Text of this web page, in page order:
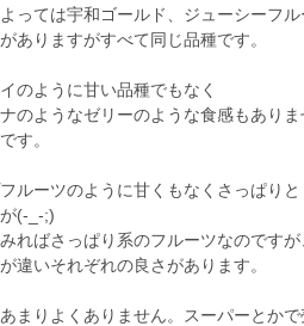
っては宇和ゴールド、ジューシーフ
ありますがすべて同じ品種です。
のように甘い品種でもなく
のようなゼリーのような食感もありま
す。
ルーツのように甘くもなくさっぱり
(-_-;)
ればさっぱり系のフルーツなのです
違いそれぞれの良さがあります。
まりよくありません。スーパーとか